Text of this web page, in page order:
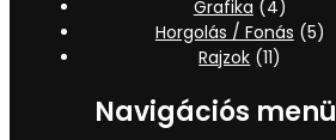
Grafika (4)
Horgolás / Fonás (5)
Rajzok (11)
Navigációs menü